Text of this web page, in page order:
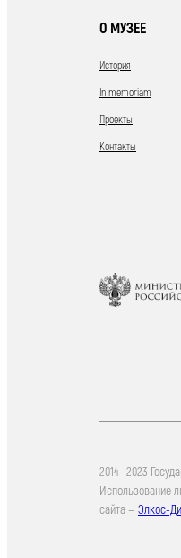
О МУЗЕЕ
История
In memoriam
Проекты
Контакты
2014—2023
Использование
сайта — Элкос-